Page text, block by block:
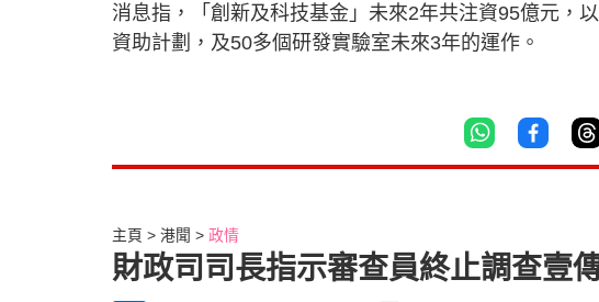
消息指，「創新及科技基金」未來2年共注資95億元，
資助計劃，及50多個研發實驗室未來3年的運作。
主頁 港聞 政情
財政司司長指示審查員終止調查壹